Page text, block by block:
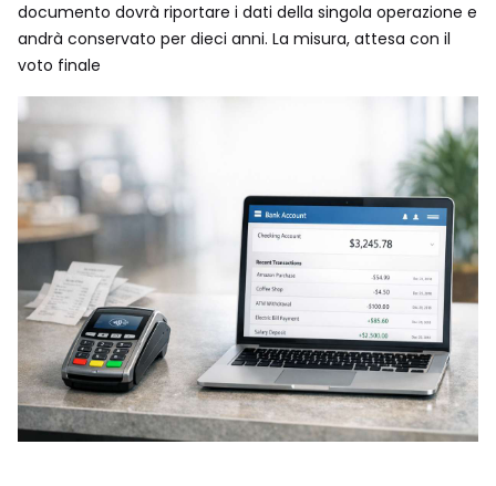
documento dovrà riportare i dati della singola operazione e
andrà conservato per dieci anni. La misura, attesa con il
voto finale